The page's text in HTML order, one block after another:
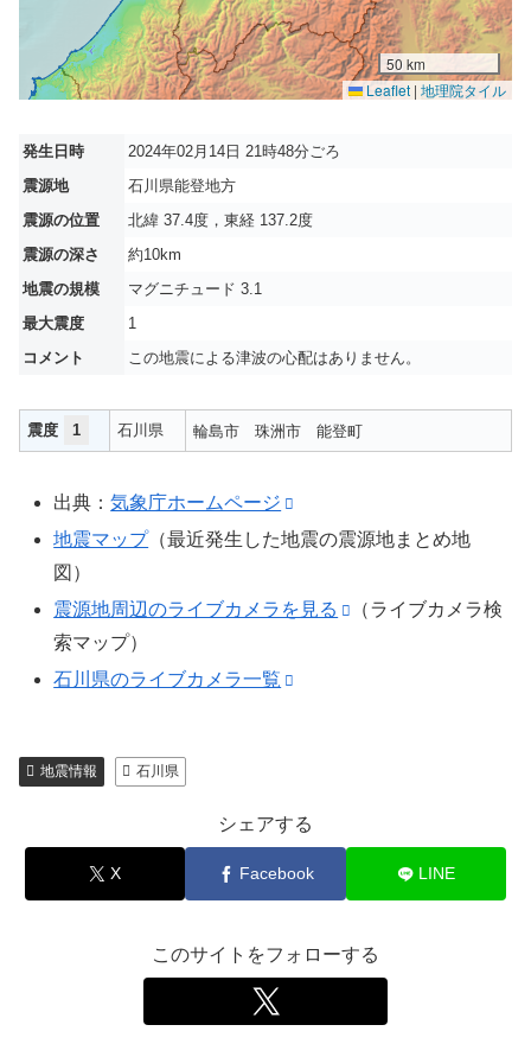
50 km
Leaflet | 地理院タイル
発生日時
2024年02月14日 21時48分ごろ
震源地
石川県能登地方
震源の位置
北緯 37.4度，東経 137.2度
震源の深さ
約10km
地震の規模
マグニチュード 3.1
最大震度
1
コメント
この地震による津波の心配はありません。
震度 1 石川県 輪島市 珠洲市 能登町
出典：気象庁ホームページ
地震マップ（最近発生した地震の震源地まとめ地
図）
震源地周辺のライブカメラを見る
（ライブカメラ検
索マップ）
石川県のライブカメラ一覧
地震情報 石川県
シェアする
X Facebook LINE
このサイトをフォローする